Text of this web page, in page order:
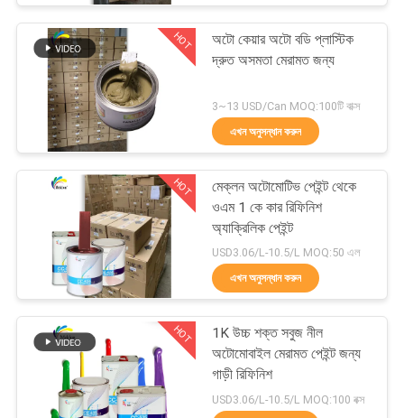
মান
নিয়ন্ত্রণ
আমাদের
সাথে
যোগাযোগ
উদ্ধৃতির
জন্য
আবেদন
গাড়ির পেইন্ট টপ কোট
অটো পলিস্টার পিট্টি
12
HOT
অটো কেয়ার অটো বডি প্লাস্টিক
দ্রুত অসমতা মেরামত জন্য
3~13 USD/Can MOQ:100টি বাক্স
এখন অনুসন্ধান করুন
HOT
মেক্লন অটোমোটিভ পেইন্ট থেকে
ওএম 1 কে কার রিফিনিশ
অ্যাক্রিলিক পেইন্ট
USD3.06/L-10.5/L MOQ:50 এল
এখন অনুসন্ধান করুন
HOT
1K উচ্চ শক্ত সবুজ নীল
অটোমোবাইল মেরামত পেইন্ট জন্য
গাড়ী রিফিনিশ
USD3.06/L-10.5/L MOQ:100 বক্স